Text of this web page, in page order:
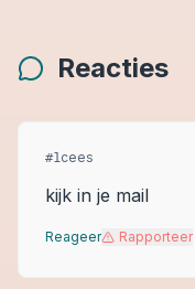
Reacties
#1cees
kijk in je mail
Reageer Rapporteer